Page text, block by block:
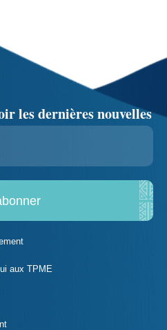
les dernières nouvelles
aux TPME